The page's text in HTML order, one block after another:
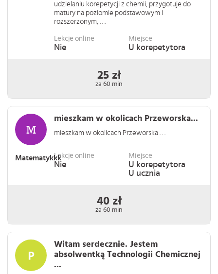
udzielaniu korepetycji z chemii, przygotuje do
matury na poziomie podstawowym i
rozszerzonym, . . .
Lekcje online
Nie
Miejsce
U korepetytora
25 zł
za 60 min
Matematykkk
mieszkam w okolicach Przeworska...
mieszkam w okolicach Przeworska . . .
Lekcje online
Nie
Miejsce
U korepetytora
U ucznia
40 zł
za 60 min
Witam serdecznie. Jestem
absolwentką Technologii Chemicznej
...